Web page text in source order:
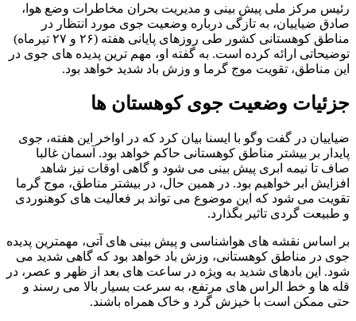
رئیس مرکز ملی پیش بینی و مدیریت بحران مخاطرات وضع هوا،
صادق ضیاییان، به تازگی درباره وضعیت جوی مورد انتظار در
مناطق کوهستانی کشور طی روزهای پایانی هفته (۲۶ و ۲۷ تیرماه)
توضیحاتی ارائه کرده است. به گفته او، مهم ترین پدیده های جوی در
این مناطق، تقویت موج گرما و وزش باد شدید خواهد بود.
جزئیات وضعیت جوی کوهستان ها
ضیاییان در گفت وگو با ایسنا بیان کرد که در اواخر این هفته، جوی
پایدار بر بیشتر مناطق کوهستانی حاکم خواهد بود. آسمان غالبا
صاف تا نیمه ابری پیش بینی می شود و گاهی اوقات نیز شاهد
افزایش ابر خواهیم بود. در همین حال، در بیشتر مناطق، موج گرما
تقویت می شود که این موضوع می تواند بر فعالیت های کوهنوردی
و طبیعت گردی تاثیر بگذارد.
بر اساس نقشه های هواشناسی و پیش بینی های آتی، مهمترین پدیده
جوی در مناطق کوهستانی، وزش باد خواهد بود که گاهی شدید می
شود. این بادهای شدید به ویژه در ساعت های بعد از ظهر و عصر، در
قله ها و خط الراس های مرتفع، به سرعت بسیار بالا می رسند و
حتی ممکن است با خیزش گرد و خاک همراه باشند.